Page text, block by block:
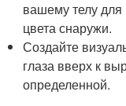
вашему телу для
цвета снаружи.
Создайте
глаза вверх к
определенной.